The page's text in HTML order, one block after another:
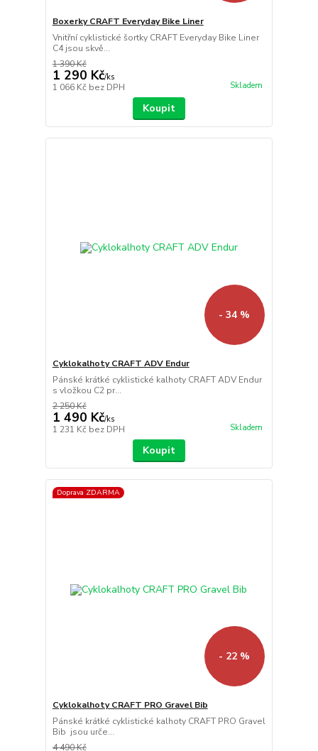
Boxerky CRAFT Everyday Bike Liner
Vnitřní cyklistické šortky CRAFT Everyday Bike Liner
C4 jsou skvě...
1 390 Kč
1 290 Kč/ks
1 066 Kč bez DPH Skladem
Koupit
- 34 %
Cyklokalhoty CRAFT ADV Endur
Pánské krátké cyklistické kalhoty CRAFT ADV Endur
s vložkou C2 pr...
2 250 Kč
1 490 Kč/ks
1 231 Kč bez DPH Skladem
Koupit
Doprava ZDARMA
- 22 %
Cyklokalhoty CRAFT PRO Gravel Bib
Pánské krátké cyklistické kalhoty CRAFT PRO Gravel
Bib jsou urče...
4 490 Kč